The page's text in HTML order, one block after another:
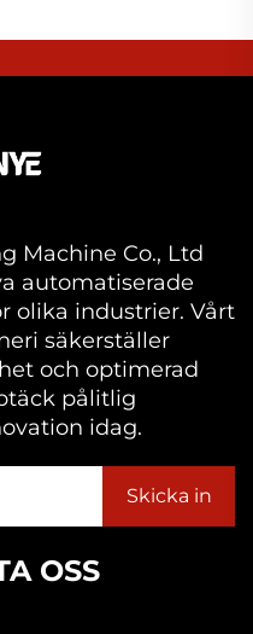
Machine Co., Ltd
automatiserade
olika industrier. Vårt
säkerställer
och optimerad
pålitlig
idag.
OSS